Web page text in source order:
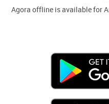
Agora offline is available for